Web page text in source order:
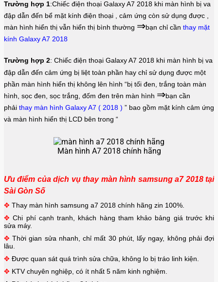
Trường hợp 1:Chiếc điện thoại Galaxy A7 2018 khi màn hình bị va
đập dẫn đến bể mặt kính điện thoại , cảm ứng còn sử dụng được ,
màn hình hiển thị vẫn hiển thị bình thường ⇒bạn chỉ cần thay mặt
kính Galaxy A7 2018
Trường hợp 2: Chiếc điện thoại Galaxy A7 2018 khi màn hình bị va
đập dẫn đến cảm ứng bị liệt toàn phần hay chỉ sử dụng được một
phần màn hình hiển thị không lên hình “bị tối đen, trắng toàn màn
hình, sọc đen, sọc trắng, đốm đen trên màn hình ⇒bạn cần
phải thay màn hình Galaxy A7 ( 2018 ) ” bao gồm mặt kính cảm ứng
và màn hình hiển thị LCD bên trong “
Màn hình A7 2018 chính hãng
Ưu điểm của dịch vụ thay màn hình samsung a7 2018 tại
Sài Gòn Số
✥ Thay màn hình samsung a7 2018 chính hãng zin 100%.
✥ Chi phí cạnh tranh, khách hàng tham khảo bảng giá trước khi
sửa máy.
✥ Thời gian sửa nhanh, chỉ mất 30 phút, lấy ngay, không phải đợi
lâu.
✥ Được quan sát quá trình sửa chữa, không lo bị tráo linh kiện.
✥ KTV chuyên nghiệp, có ít nhất 5 năm kinh nghiệm.